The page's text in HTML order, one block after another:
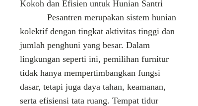
Kokoh dan Efisien untuk Hunian Santri
Pesantren merupakan sistem hunian
kolektif dengan tingkat aktivitas tinggi dan
jumlah penghuni yang besar. Dalam
lingkungan seperti ini, pemilihan furnitur
tidak hanya mempertimbangkan fungsi
dasar, tetapi juga daya tahan, keamanan,
serta efisiensi tata ruang. Tempat tidur